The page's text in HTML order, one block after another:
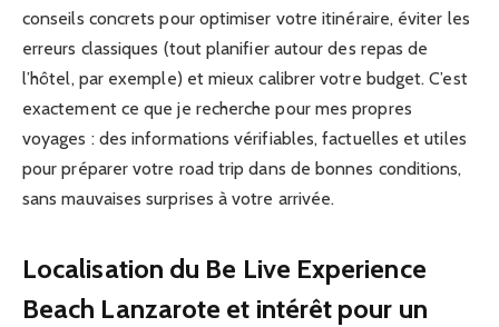
conseils concrets pour optimiser votre itinéraire, éviter les
erreurs classiques (tout planifier autour des repas de
l’hôtel, par exemple) et mieux calibrer votre budget. C’est
exactement ce que je recherche pour mes propres
voyages : des informations vérifiables, factuelles et utiles
pour préparer votre road trip dans de bonnes conditions,
sans mauvaises surprises à votre arrivée.
Localisation du Be Live Experience
Beach Lanzarote et intérêt pour un